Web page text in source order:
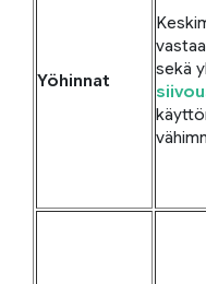
Yöhinnat
sekä